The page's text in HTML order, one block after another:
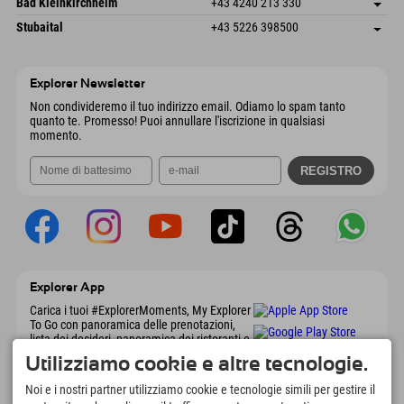
Austria
Prenotazione
Dorfstraße 24
Salva indirizzo
Stubaital +43 5226 398500
Explorer Newsletter
Non condivideremo il tuo indirizzo email. Odiamo lo spam tanto
quanto te. Promesso! Puoi annullare l'iscrizione in qualsiasi
momento.
Explorer App
Carica i tuoi #ExplorerMoments, My Explorer
To Go con panoramica delle prenotazioni,
lista dei desideri, panoramica dei ristoranti e
molto altro. Scaricalo subito!
Utilizziamo cookie e altre tecnologie.
Noi e i nostri partner utilizziamo cookie e tecnologie simili per gestire il